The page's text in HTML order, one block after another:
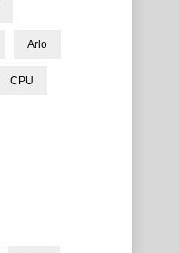
Arlo
CPU